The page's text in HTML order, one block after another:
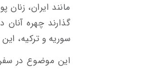
مانند ایران،
گذارند چهره
سوریه و ترکیه،
این موضوع در